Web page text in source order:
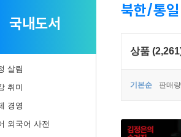
국내도서
살림
취미
경영
외국어 사전
북한/통일
상품
기본순 판매